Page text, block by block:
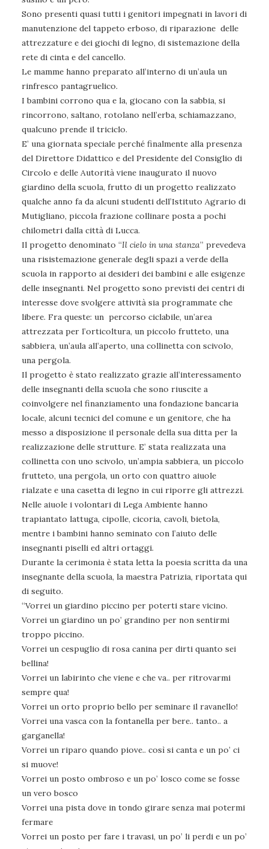
Sono presenti quasi tutti i genitori impegnati in lavori di
manutenzione del tappeto erboso, di riparazione delle
attrezzature e dei giochi di legno, di sistemazione della
rete di cinta e del cancello.
Le mamme hanno preparato all’interno di un’aula un
rinfresco pantagruelico.
I bambini corrono qua e la, giocano con la sabbia, si
rincorrono, saltano, rotolano nell’erba, schiamazzano,
qualcuno prende il triciclo.
E’ una giornata speciale perché finalmente alla presenza
del Direttore Didattico e del Presidente del Consiglio di
Circolo e delle Autorità viene inaugurato il nuovo
giardino della scuola, frutto di un progetto realizzato
qualche anno fa da alcuni studenti dell’Istituto Agrario di
Mutigliano, piccola frazione collinare posta a pochi
chilometri dalla città di Lucca.
Il progetto denominato “Il cielo in una stanza” prevedeva
una risistemazione generale degli spazi a verde della
scuola in rapporto ai desideri dei bambini e alle esigenze
delle insegnanti. Nel progetto sono previsti dei centri di
interesse dove svolgere attività sia programmate che
libere. Fra queste: un percorso ciclabile, un’area
attrezzata per l’orticoltura, un piccolo frutteto, una
sabbiera, un’aula all’aperto, una collinetta con scivolo,
una pergola.
Il progetto è stato realizzato grazie all’interessamento
delle insegnanti della scuola che sono riuscite a
coinvolgere nel finanziamento una fondazione bancaria
locale, alcuni tecnici del comune e un genitore, che ha
messo a disposizione il personale della sua ditta per la
realizzazione delle strutture. E’ stata realizzata una
collinetta con uno scivolo, un’ampia sabbiera, un piccolo
frutteto, una pergola, un orto con quattro aiuole
rialzate e una casetta di legno in cui riporre gli attrezzi.
Nelle aiuole i volontari di Lega Ambiente hanno
trapiantato lattuga, cipolle, cicoria, cavoli, bietola,
mentre i bambini hanno seminato con l’aiuto delle
insegnanti piselli ed altri ortaggi.
Durante la cerimonia è stata letta la poesia scritta da una
insegnante della scuola, la maestra Patrizia, riportata qui
di seguito.
“Vorrei un giardino piccino per poterti stare vicino.
Vorrei un giardino un po’ grandino per non sentirmi
troppo piccino.
Vorrei un cespuglio di rosa canina per dirti quanto sei
bellina!
Vorrei un labirinto che viene e che va.. per ritrovarmi
sempre qua!
Vorrei un orto proprio bello per seminare il ravanello!
Vorrei una vasca con la fontanella per bere.. tanto.. a
garganella!
Vorrei un riparo quando piove.. così si canta e un po’ ci
si muove!
Vorrei un posto ombroso e un po’ losco come se fosse
un vero bosco
Vorrei una pista dove in tondo girare senza mai potermi
fermare
Vorrei un posto per fare i travasi, un po’ li perdi e un po’